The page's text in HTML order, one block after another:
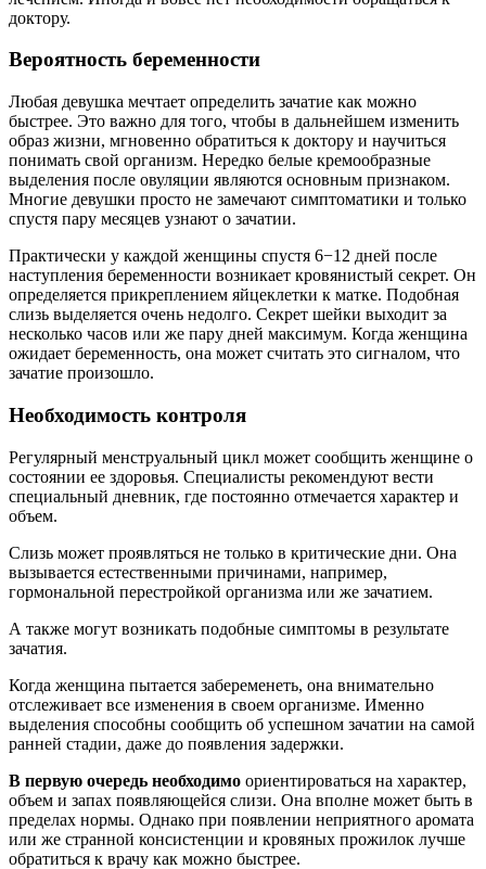
доктору.
Вероятность беременности
Любая девушка мечтает определить зачатие как можно
быстрее. Это важно для того, чтобы в дальнейшем изменить
образ жизни, мгновенно обратиться к доктору и научиться
понимать свой организм. Нередко белые кремообразные
выделения после овуляции являются основным признаком.
Многие девушки просто не замечают симптоматики и только
спустя пару месяцев узнают о зачатии.
Практически у каждой женщины спустя 6−12 дней после
наступления беременности возникает кровянистый секрет. Он
определяется прикреплением яйцеклетки к матке. Подобная
слизь выделяется очень недолго. Секрет шейки выходит за
несколько часов или же пару дней максимум. Когда женщина
ожидает беременность, она может считать это сигналом, что
зачатие произошло.
Необходимость контроля
Регулярный менструальный цикл может сообщить женщине о
состоянии ее здоровья. Специалисты рекомендуют вести
специальный дневник, где постоянно отмечается характер и
объем.
Слизь может проявляться не только в критические дни. Она
вызывается естественными причинами, например,
гормональной перестройкой организма или же зачатием.
А также могут возникать подобные симптомы в результате
зачатия.
Когда женщина пытается забеременеть, она внимательно
отслеживает все изменения в своем организме. Именно
выделения способны сообщить об успешном зачатии на самой
ранней стадии, даже до появления задержки.
В первую очередь необходимо ориентироваться на характер,
объем и запах появляющейся слизи. Она вполне может быть в
пределах нормы. Однако при появлении неприятного аромата
или же странной консистенции и кровяных прожилок лучше
обратиться к врачу как можно быстрее.